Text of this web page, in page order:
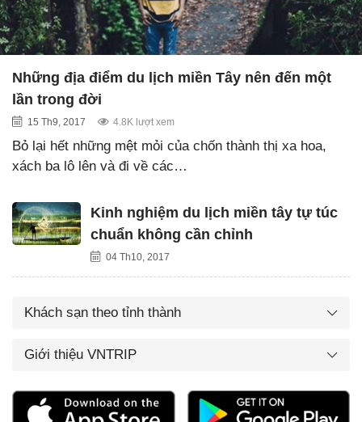
Những địa điểm du lịch miền Tây nên đến một
lần trong đời
15 Th9, 2017 4.8K lượt xem
Bỏ lại hết những mệt mỏi của chốn thành thị xa hoa,
xách ba lô lên và đi về các…
Kinh nghiệm du lịch miền tây tự túc
chuẩn không cần chỉnh
04 Th10, 2017
Khách sạn theo tỉnh thành
Giới thiệu VNTRIP